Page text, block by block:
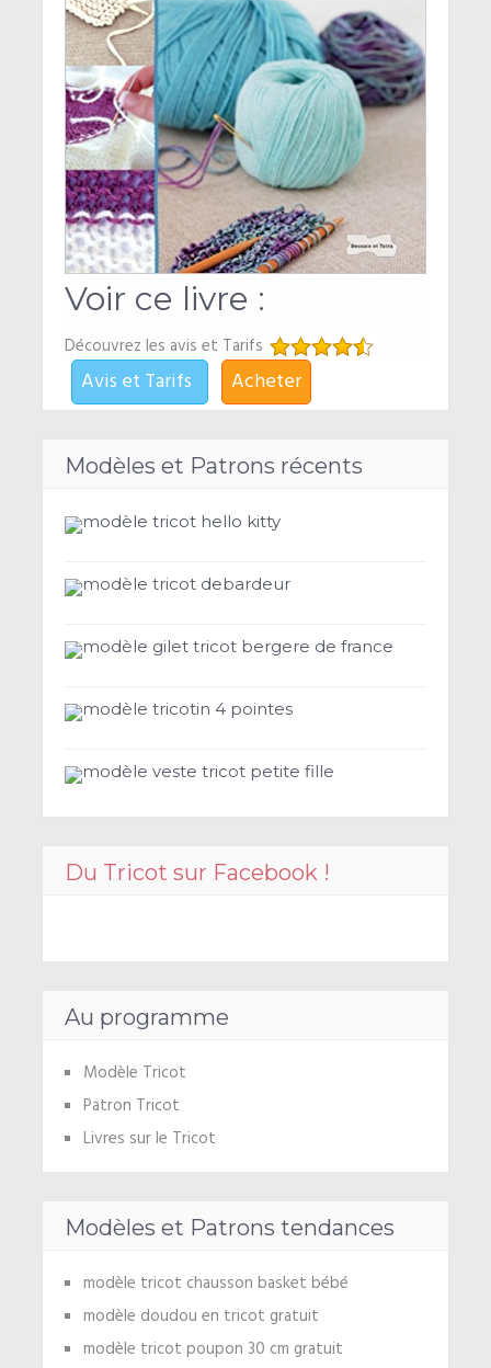
Voir ce livre :
Découvrez les avis et Tarifs
Acheter
Avis et Tarifs
Modèles et Patrons récents
modèle tricot hello kitty
modèle tricot debardeur
modèle gilet tricot bergere de france
modèle tricotin 4 pointes
modèle veste tricot petite fille
Du Tricot sur Facebook !
Au programme
Modèle Tricot
Patron Tricot
Livres sur le Tricot
Modèles et Patrons tendances
modèle tricot chausson basket bébé
modèle doudou en tricot gratuit
modèle tricot poupon 30 cm gratuit